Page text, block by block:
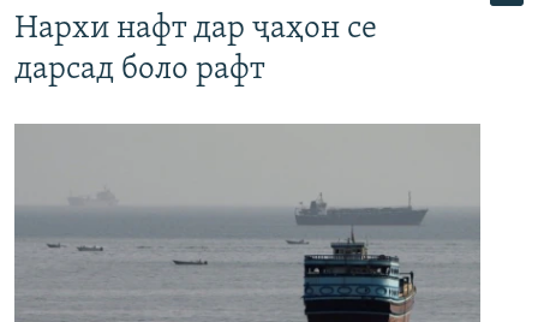
Нархи нафт дар ҷаҳон се
дарсад боло рафт